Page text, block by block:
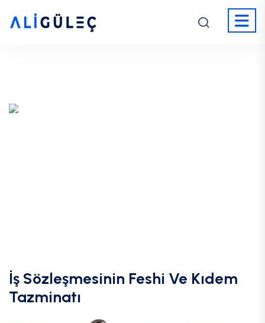
İş Sözleşmesinin Feshi Ve Kıdem
Tazminatı